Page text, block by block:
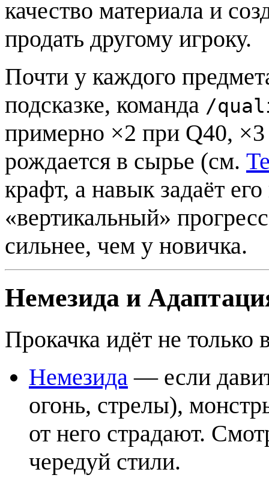
качество материала и
продать другому игроку.
Почти у каждого
подсказке, команда /
примерно ×2 при Q40,
рождается в сырье (см.
крафт, а навык задаёт
«вертикальный»
сильнее, чем у новичка.
Немезида и
Прокачка идёт не
Немезида — если
огонь, стрелы),
от него страдают.
чередуй стили.